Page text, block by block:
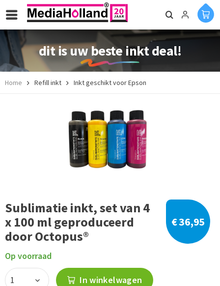
dit is uw beste inkt deal!
Home Refill inkt Inkt geschikt voor Epson
Sublimatie inkt, set van 4
x 100 ml geproduceerd
door Octopus®
€ 36,95
Op voorraad
In winkelwagen